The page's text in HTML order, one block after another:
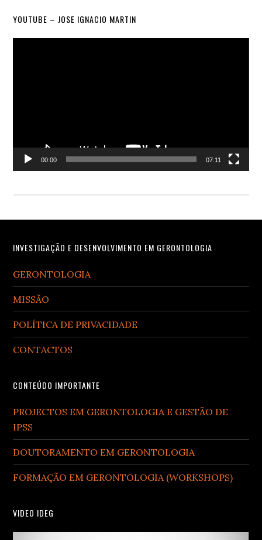
YOUTUBE – JOSE IGNACIO MARTIN
00:00 07:11
Footer
INVESTIGAÇÃO E DESENVOLVIMENTO EM GERONTOLOGIA
GERONTOLOGIA
MISSÃO
POLÍTICA DE PRIVACIDADE
CONTACTOS
CONTEÚDO IMPORTANTE
PROJECTOS EM GERONTOLOGIA E GESTÃO DE
IPSS
DOUTORAMENTO EM GERONTOLOGIA
FORMAÇÃO EM GERONTOLOGIA (WORKSHOPS)
VIDEO IDEG